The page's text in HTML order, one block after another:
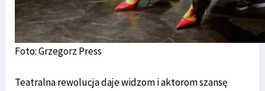
Foto: Grzegorz Press
Teatralna rewolucja daje widzom i aktorom szansę